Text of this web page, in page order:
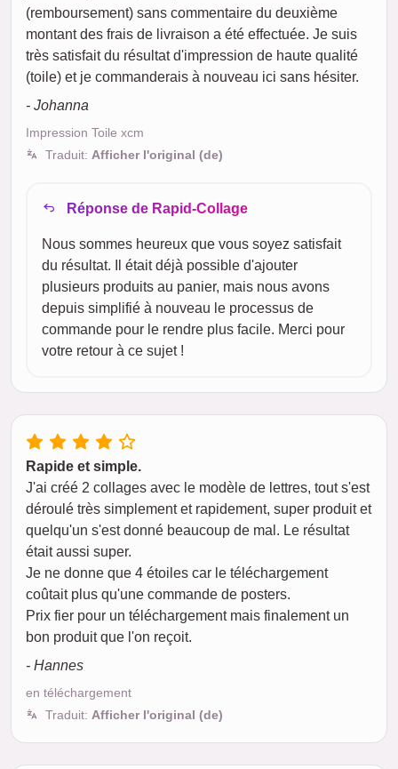
(remboursement) sans commentaire du deuxième
montant des frais de livraison a été effectuée. Je suis
très satisfait du résultat d'impression de haute qualité
(toile) et je commanderais à nouveau ici sans hésiter.
- Johanna
Impression Toile xcm
Traduit: Afficher l'original (de)
Réponse de Rapid-Collage
Nous sommes heureux que vous soyez satisfait
du résultat. Il était déjà possible d'ajouter
plusieurs produits au panier, mais nous avons
depuis simplifié à nouveau le processus de
commande pour le rendre plus facile. Merci pour
votre retour à ce sujet !
Rapide et simple.
J'ai créé 2 collages avec le modèle de lettres, tout s'est
déroulé très simplement et rapidement, super produit et
quelqu'un s'est donné beaucoup de mal. Le résultat
était aussi super.
Je ne donne que 4 étoiles car le téléchargement
coûtait plus qu'une commande de posters.
Prix fier pour un téléchargement mais finalement un
bon produit que l'on reçoit.
- Hannes
en téléchargement
Traduit: Afficher l'original (de)